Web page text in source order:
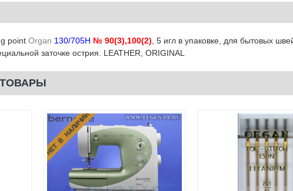
point Organ 130/705H № 90(3),100(2) , 5 игл в упаковке, для бытовых
заточке острия. LEATHER, ORIGINAL
НЕТ В НАЛИЧИИ